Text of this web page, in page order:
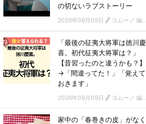
の切ないラブストーリー
2026年08月09日 ヨムーノ 編集部 韓国ドラマチーム
「最後の征夷大将軍は徳川慶
喜。初代征夷大将軍は？」
【昔習ったのと違うかも？】
→「間違ってた！」「覚えて
おきます」
2026年08月09日 ヨムーノ 編集部
家中の「春巻きの皮」がなく